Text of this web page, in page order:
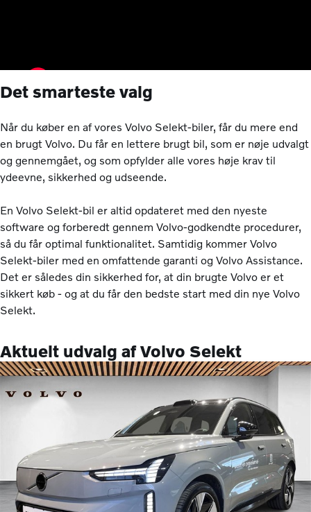
Det smarteste valg
Når du køber en af vores Volvo Selekt-biler, får du mere end
en brugt Volvo. Du får en lettere brugt bil, som er nøje udvalgt
og gennemgået, og som opfylder alle vores høje krav til
ydeevne, sikkerhed og udseende.
En Volvo Selekt-bil er altid opdateret med den nyeste
software og forberedt gennem Volvo-godkendte procedurer,
så du får optimal funktionalitet. Samtidig kommer Volvo
Selekt-biler med en omfattende garanti og Volvo Assistance.
Det er således din sikkerhed for, at din brugte Volvo er et
sikkert køb - og at du får den bedste start med din nye Volvo
Selekt.
Aktuelt udvalg af Volvo Selekt